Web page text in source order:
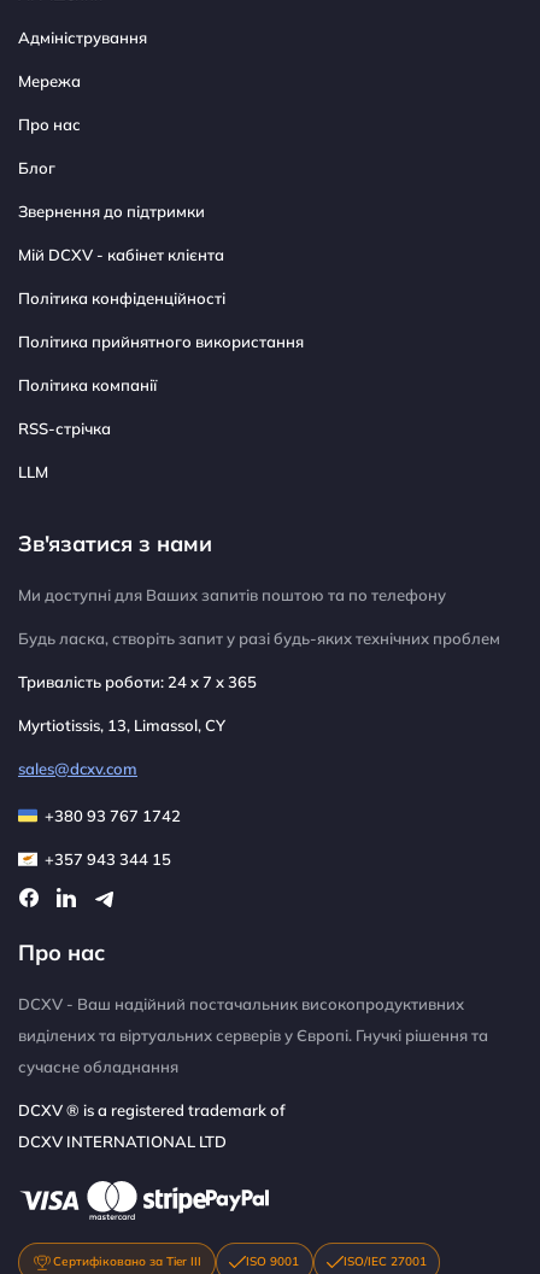
Адміністрування
Мережа
Про нас
Блог
Звернення до підтримки
Мій DCXV - кабінет клієнта
Політика конфіденційності
Політика прийнятного використання
Політика компанії
RSS-стрічка
LLM
Зв'язатися з нами
Ми доступні для Ваших запитів поштою та по телефону
Будь ласка, створіть запит у разі будь-яких технічних проблем
Тривалість роботи: 24 x 7 x 365
Myrtiotissis, 13, Limassol, CY
sales@dcxv.com
+380 93 767 1742
+357 943 344 15
Про нас
DCXV - Ваш надійний постачальник високопродуктивних
виділених та віртуальних серверів у Європі. Гнучкі рішення та
сучасне обладнання
DCXV ® is a registered trademark of
DCXV INTERNATIONAL LTD
Сертифіковано за Tier III ISO 9001 ISO/IEC 27001